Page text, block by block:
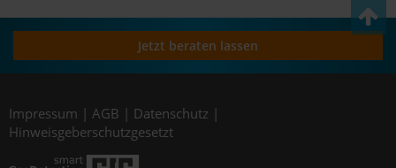
Jetzt beraten lassen
Impressum | AGB | Datenschutz |
Hinweisgeberschutzgesetzt